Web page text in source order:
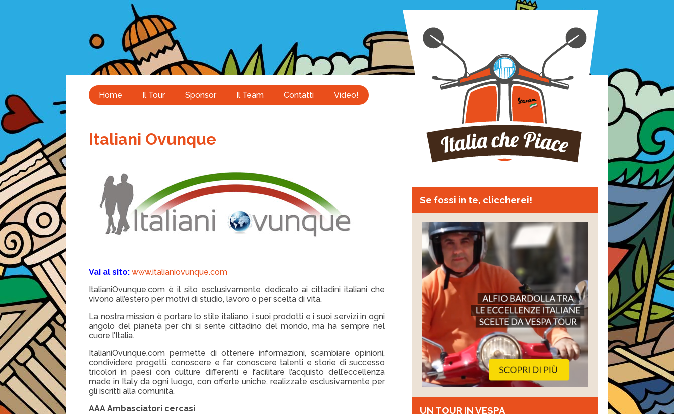
Home Il Tour Sponsor Il Team Contatti Video!
Italiani Ovunque
Vai al sito: www.italianiovunque.com
ItalianiOvunque.com è il sito esclusivamente dedicato ai cittadini italiani che
vivono all’estero per motivi di studio, lavoro o per scelta di vita.
La nostra mission è portare lo stile italiano, i suoi prodotti e i suoi servizi in ogni
angolo del pianeta per chi si sente cittadino del mondo, ma ha sempre nel
cuore l’Italia.
ItalianiOvunque.com permette di ottenere informazioni, scambiare opinioni,
condividere progetti, conoscere e far conoscere talenti e storie di successo
tricolori in paesi con culture differenti e facilitare l’acquisto dell’eccellenza
made in Italy da ogni luogo, con offerte uniche, realizzate esclusivamente per
gli iscritti alla comunità.
AAA Ambasciatori cercasi
Se fossi in te, cliccherei!
UN TOUR IN VESPA